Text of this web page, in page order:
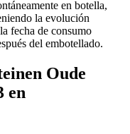
en botella,
la evolución
fecha de consumo
del embotellado.
Oude
en